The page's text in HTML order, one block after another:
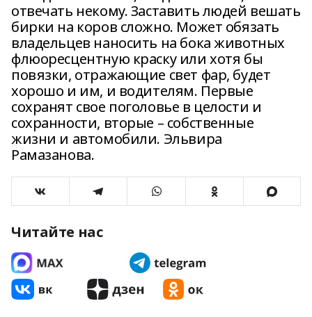
отвечать некому. Заставить людей вешать
бирки на коров сложно. Может обязать
владельцев наносить на бока животных
флюоресцентную краску или хотя бы
повязки, отражающие свет фар, будет
хорошо и им, и водителям. Первые
сохранят свое поголовье в целости и
сохранности, вторые – собственные
жизни и автомобили. Эльвира
Рамазанова.
Читайте нас